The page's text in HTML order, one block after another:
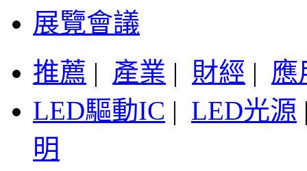
展覽會議
推薦 | 產業 | 財經 | 應
LED驅動IC | LED光源
明